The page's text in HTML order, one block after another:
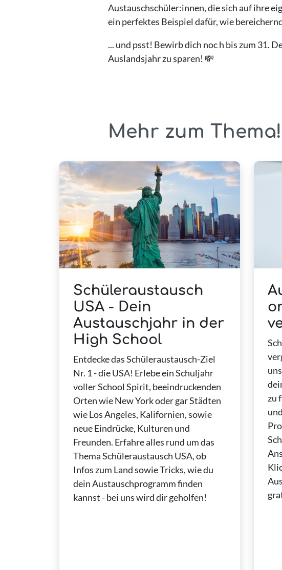
Austauschschüler:innen, die sich auf ihre
ein perfektes Beispiel dafür, wie
... und psst! Bewirb dich noc h bis zum 31.
Auslandsjahr zu sparen! 💸
Mehr zum Thema!
Schüleraustausch
USA - Dein
Austauschjahr in der
High School
Entdecke das Schüleraustausch-Ziel
Nr. 1 - die USA! Erlebe ein Schuljahr
voller School Spirit, beeindruckenden
Orten wie New York oder gar Städten
wie Los Angeles, Kalifornien, sowie
neue Eindrücke, Kulturen und
Freunden. Erfahre alles rund um das
Thema Schüleraustausch USA, ob
Infos zum Land sowie Tricks, wie du
dein Austauschprogramm finden
kannst - bei uns wird dir geholfen!
zu